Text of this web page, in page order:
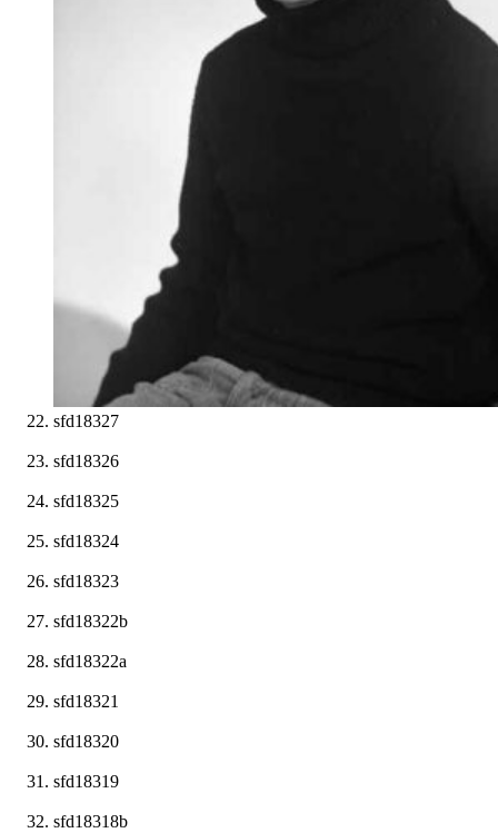
sfd18327
sfd18326
sfd18325
sfd18324
sfd18323
sfd18322b
sfd18322a
sfd18321
sfd18320
sfd18319
sfd18318b